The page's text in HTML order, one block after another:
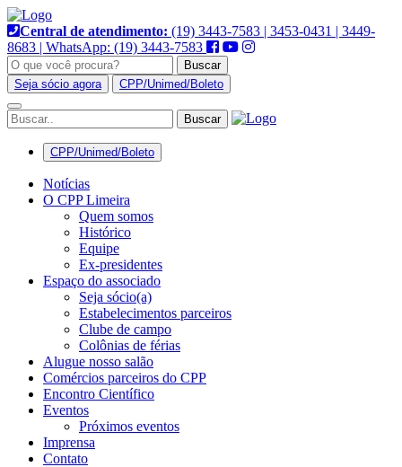
Pular
para
o
conteúdo
Central de atendimento: (19) 3443-7583 | 3453-0431 | 3449-
8683 | WhatsApp: (19) 3443-7583
Buscar
Seja sócio agora
CPP/Unimed/Boleto
Alternar
navegação
CPP/Unimed/Boleto
Notícias
O CPP Limeira
Quem somos
Histórico
Equipe
Ex-presidentes
Espaço do associado
Seja sócio(a)
Estabelecimentos parceiros
Clube de campo
Colônias de férias
Alugue nosso salão
Comércios parceiros do CPP
Encontro Científico
Eventos
Próximos eventos
Imprensa
Contato